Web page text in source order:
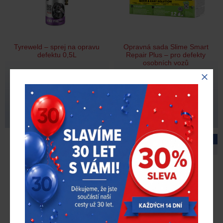
Tyreweld – sprej na opravu
defektu 0,5L
Skladem > 100 ks
Opravná sada Slime Smart
Repair Plus – pro defekty
osobních vozů
Skladem > 100 ks
Novinka
Doporučujeme
Doprava zdarma